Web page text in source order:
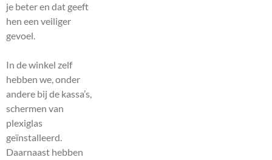
je beter en dat geeft
hen een veiliger
gevoel.
In de winkel zelf
hebben we, onder
andere bij de kassa’s,
schermen van
plexiglas
geïnstalleerd.
Daarnaast hebben